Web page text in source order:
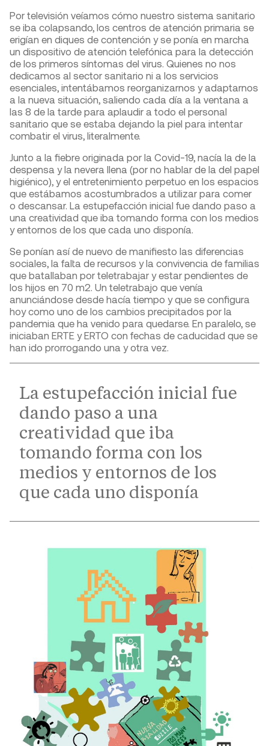
Por televisión veíamos cómo nuestro sistema sanitario
se iba colapsando, los centros de atención primaria se
erigían en diques de contención y se ponía en marcha
un dispositivo de atención telefónica para la detección
de los primeros síntomas del virus. Quienes no nos
dedicamos al sector sanitario ni a los servicios
esenciales, intentábamos reorganizarnos y adaptarnos
a la nueva situación, saliendo cada día a la ventana a
las 8 de la tarde para aplaudir a todo el personal
sanitario que se estaba dejando la piel para intentar
combatir el virus, literalmente.
Junto a la fiebre originada por la Covid-19, nacía la de la
despensa y la nevera llena (por no hablar de la del papel
higiénico), y el entretenimiento perpetuo en los espacios
que estábamos acostumbrados a utilizar para comer
o descansar. La estupefacción inicial fue dando paso a
una creatividad que iba tomando forma con los medios
y entornos de los que cada uno disponía.
Se ponían así de nuevo de manifiesto las diferencias
sociales, la falta de recursos y la convivencia de familias
que batallaban por teletrabajar y estar pendientes de
los hijos en 70 m2 . Un teletrabajo que venía
anunciándose desde hacía tiempo y que se configura
hoy como uno de los cambios precipitados por la
pandemia que ha venido para quedarse. En paralelo, se
iniciaban ERTE y ERTO con fechas de caducidad que se
han ido prorrogando una y otra vez.
La estupefacción inicial fue
dando paso a una
creatividad que iba
tomando forma con los
medios y entornos de los
que cada uno disponía